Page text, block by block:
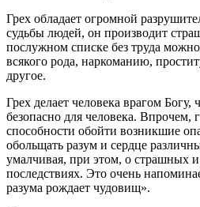
Грех обладает огромной
судьбы людей, он производит
послужном списке без труда
всякого рода, наркоманию,
другое.
Грех делает человека врагом Богу,
безопасно для человека. Впрочем,
способности обойти возникшие
обольщать разум и сердце
умалчивая, при этом, о страшных
последствиях. Это очень
разума рождает чудовищ».